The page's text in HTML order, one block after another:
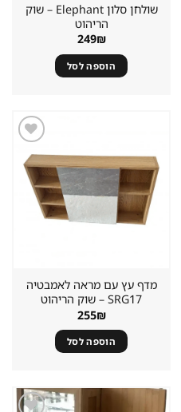
שולחן סלון Elephant – שוק
הריהוט
249₪
הוספה לסל
שמור
מוצר
במועדפים
מדף עץ עם מראה לאמבטיה
SRG17 – שוק הריהוט
255₪
הוספה לסל